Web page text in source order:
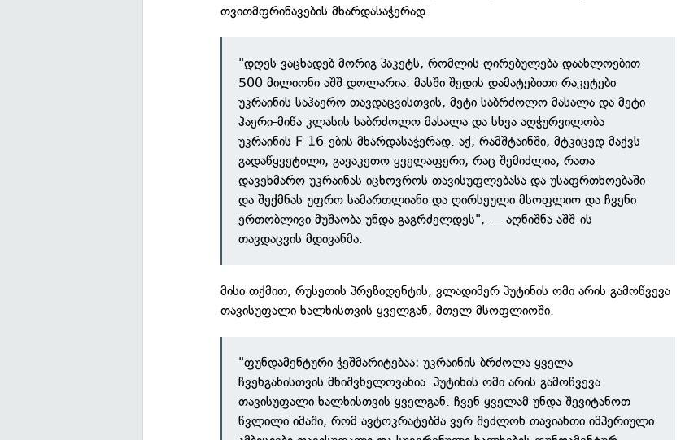
თვითმფრინავების მხარდასაჭერად.
"დღეს ვაცხადებ მორიგ პაკეტს, რომლის ღირებულება დაახლოებით
500 მილიონი აშშ დოლარია. მასში შედის დამატებითი რაკეტები
უკრაინის საჰაერო თავდაცვისთვის, მეტი საბრძოლო მასალა და მეტი
ჰაერი-მიწა კლასის საბრძოლო მასალა და სხვა აღჭურვილობა
უკრაინის F-16-ების მხარდასაჭერად. აქ, რამშტაინში, მტკიცედ მაქვს
გადაწყვეტილი, გავაკეთო ყველაფერი, რაც შემიძლია, რათა
დავეხმარო უკრაინას იცხოვროს თავისუფლებასა და უსაფრთხოებაში
და შექმნას უფრო სამართლიანი და ღირსეული მსოფლიო და ჩვენი
ერთობლივი მუშაობა უნდა გაგრძელდეს", — აღნიშნა აშშ-ის
თავდაცვის მდივანმა.
მისი თქმით, რუსეთის პრეზიდენტის, ვლადიმერ პუტინის ომი არის გამოწვევა
თავისუფალი ხალხისთვის ყველგან, მთელ მსოფლიოში.
"ფუნდამენტური ჭეშმარიტებაა: უკრაინის ბრძოლა ყველა
ჩვენგანისთვის მნიშვნელოვანია. პუტინის ომი არის გამოწვევა
თავისუფალი ხალხისთვის ყველგან. ჩვენ ყველამ უნდა შევიტანოთ
წვლილი იმაში, რომ ავტოკრატებმა ვერ შეძლონ თავიანთი იმპერიული